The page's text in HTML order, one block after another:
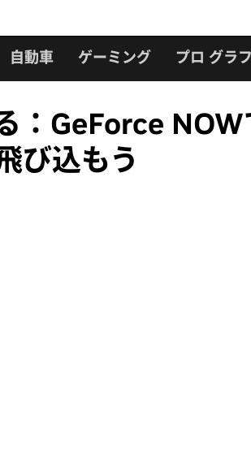
自動車 ゲーミング プロ グラ
：GeForce
び込もう